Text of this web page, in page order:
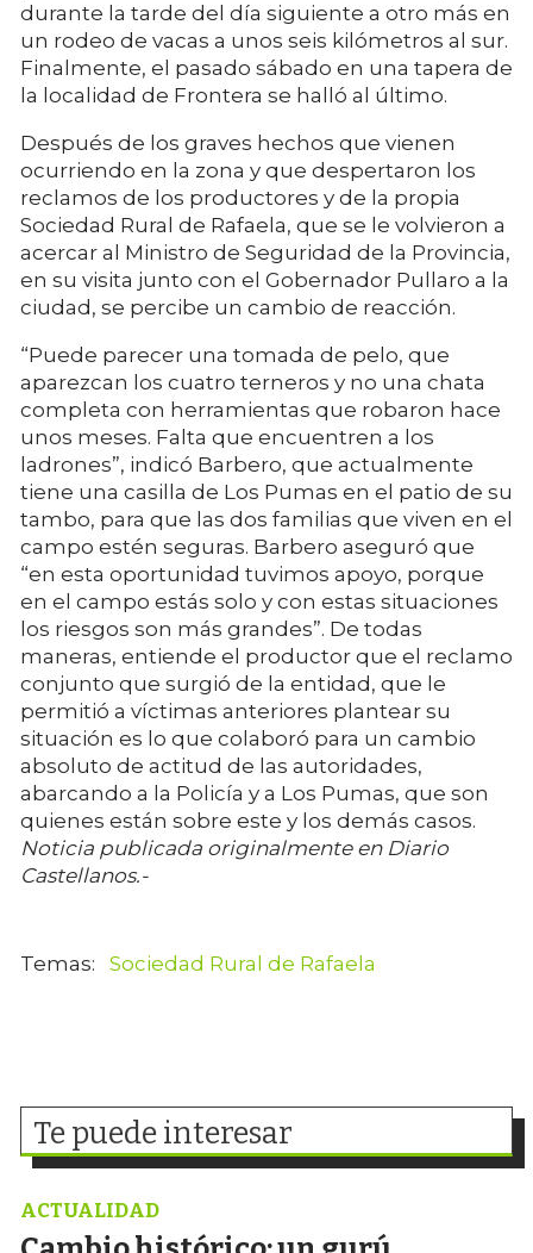
durante la tarde del día siguiente a otro más en
un rodeo de vacas a unos seis kilómetros al sur.
Finalmente, el pasado sábado en una tapera de
la localidad de Frontera se halló al último.
Después de los graves hechos que vienen
ocurriendo en la zona y que despertaron los
reclamos de los productores y de la propia
Sociedad Rural de Rafaela, que se le volvieron a
acercar al Ministro de Seguridad de la Provincia,
en su visita junto con el Gobernador Pullaro a la
ciudad, se percibe un cambio de reacción.
“Puede parecer una tomada de pelo, que
aparezcan los cuatro terneros y no una chata
completa con herramientas que robaron hace
unos meses. Falta que encuentren a los
ladrones”, indicó Barbero, que actualmente
tiene una casilla de Los Pumas en el patio de su
tambo, para que las dos familias que viven en el
campo estén seguras. Barbero aseguró que
“en esta oportunidad tuvimos apoyo, porque
en el campo estás solo y con estas situaciones
los riesgos son más grandes”. De todas
maneras, entiende el productor que el reclamo
conjunto que surgió de la entidad, que le
permitió a víctimas anteriores plantear su
situación es lo que colaboró para un cambio
absoluto de actitud de las autoridades,
abarcando a la Policía y a Los Pumas, que son
quienes están sobre este y los demás casos.
Noticia publicada originalmente en Diario
Castellanos.-
Sociedad Rural de Rafaela
Te puede interesar
ACTUALIDAD